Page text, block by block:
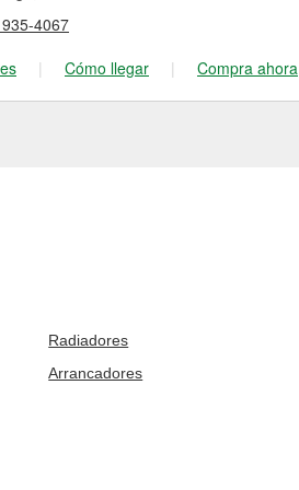
4067
| Cómo llegar | Compra ahora
Radiadores
Arrancadores